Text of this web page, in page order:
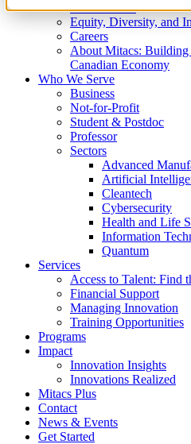
What We Do
Equity, Diversity, and
Careers
About Mitacs: Building
Canadian Economy
Who We Serve
Business
Not-for-Profit
Student & Postdoc
Professor
Sectors
Advanced
Artificial
Cleantech
Cybersecurity
Health and Life
Information
Quantum
Services
Access to Talent: Find
Financial Support
Managing Innovation
Training Opportunities
Programs
Impact
Innovation Insights
Innovations Realized
Mitacs Plus
Contact
News & Events
Get Started